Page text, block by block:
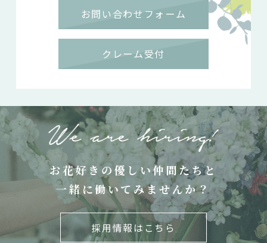
お問い合わせフォーム
クレーム受付
お花好きの優しい仲間たちと
一緒に働いてみませんか？
採用情報はこちら